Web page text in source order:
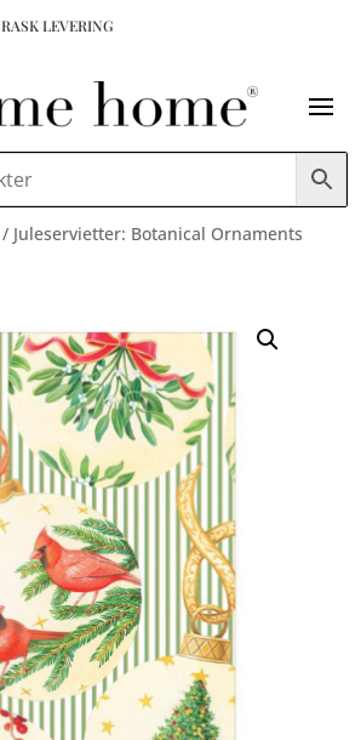
RASK LEVERING
/ Juleservietter: Botanical Ornaments